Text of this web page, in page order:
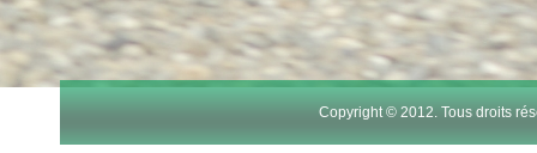
17
Copyright © 2012. Tous droits